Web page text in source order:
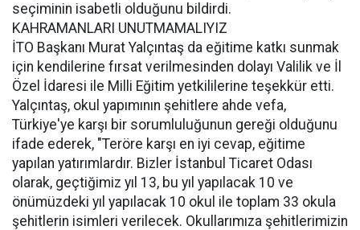
seçiminin isabetli olduğunu bildirdi.
KAHRAMANLARI UNUTMAMALIYIZ
İTO Başkanı Murat Yalçıntaş da eğitime katkı sunmak
için kendilerine fırsat verilmesinden dolayı Valilik ve İl
Özel İdaresi ile Milli Eğitim yetkililerine teşekkür etti.
Yalçıntaş, okul yapımının şehitlere ahde vefa,
Türkiye'ye karşı bir sorumluluğunun gereği olduğunu
ifade ederek, "Teröre karşı en iyi cevap, eğitime
yapılan yatırımlardır. Bizler İstanbul Ticaret Odası
olarak, geçtiğimiz yıl 13, bu yıl yapılacak 10 ve
önümüzdeki yıl yapılacak 10 okul ile toplam 33 okula
şehitlerin isimleri verilecek. Okullarımıza şehitlerimizin